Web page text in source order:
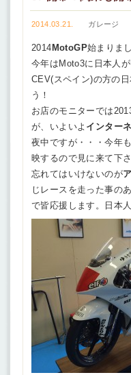
2014.03.21. ガレージ
2014 MotoGP始まりま
今年はMoto3に日本人
CEV(スペイン)の方の
う！
お店のモニターでは
が、いよいよ インター
夜中ですが・・・今年
映するので見に来て下さ
忘れてはいけないのが
じレースを走った事の
で皆応援します。日本